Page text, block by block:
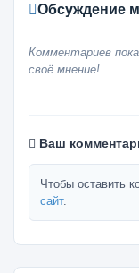
Обсуждение
Комментариев
своё мнение!
Ваш
Чтобы оставить
сайт.